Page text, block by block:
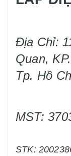
Địa Chỉ:
Quan,
Tp. Hồ
MST:
STK: